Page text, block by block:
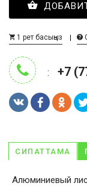
1 рет басыңыз
: +7
СИПАТТАМА
Алюминиевый